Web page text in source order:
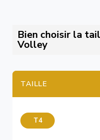
Bien choisir la
Volley
TAILLE
T4